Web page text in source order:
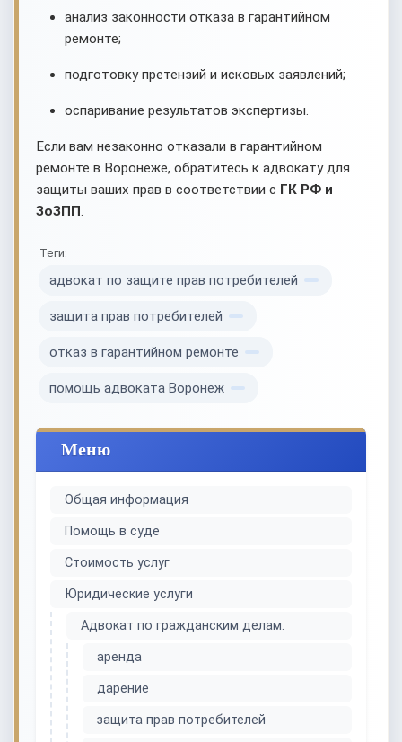
анализ законности отказа в гарантийном
ремонте;
подготовку претензий и исковых заявлений;
оспаривание результатов экспертизы.
Если вам незаконно отказали в гарантийном
ремонте в Воронеже, обратитесь к адвокату для
защиты ваших прав в соответствии с ГК РФ и
ЗоЗПП.
Теги:
адвокат по защите прав потребителей
защита прав потребителей
отказ в гарантийном ремонте
помощь адвоката Воронеж
Меню
Общая информация
Помощь в суде
Стоимость услуг
Юридические услуги
Адвокат по гражданским делам.
аренда
дарение
защита прав потребителей